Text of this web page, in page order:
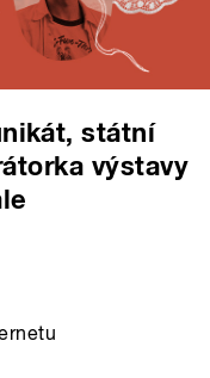
státní
výstavy